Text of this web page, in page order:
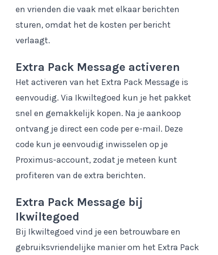
en vrienden die vaak met elkaar berichten
sturen, omdat het de kosten per bericht
verlaagt.
Extra Pack Message activeren
Het activeren van het Extra Pack Message is
eenvoudig. Via Ikwiltegoed kun je het pakket
snel en gemakkelijk kopen. Na je aankoop
ontvang je direct een code per e-mail. Deze
code kun je eenvoudig inwisselen op je
Proximus-account, zodat je meteen kunt
profiteren van de extra berichten.
Extra Pack Message bij
Ikwiltegoed
Bij Ikwiltegoed vind je een betrouwbare en
gebruiksvriendelijke manier om het Extra Pack